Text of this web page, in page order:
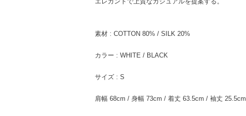
素材 : COTTON 80% / SILK 20%
カラー : WHITE / BLACK
サイズ : S
肩幅 68cm / 身幅 73cm / 着丈 63.5cm / 袖丈 25.5cm